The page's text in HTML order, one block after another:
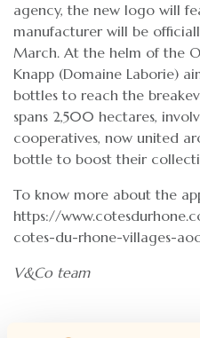
agency, the new logo will
manufacturer will be
March. At the helm of the
Knapp (Domaine Laborie)
bottles to reach the
spans 2,500 hectares,
cooperatives, now united
bottle to boost their
To know more about the
https://
cotes-du-rhone-villages-
V&Co team